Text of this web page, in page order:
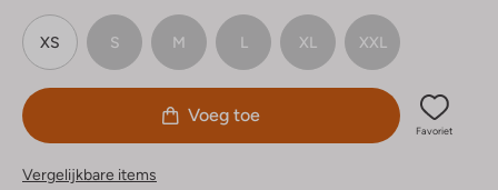
XS S M L XL XXL
Voeg toe
Favoriet
Vergelijkbare items